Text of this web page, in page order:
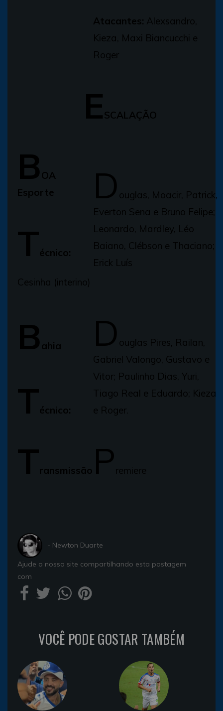
Atacantes: Alexsandro,
Kieza, Maxi Biancucchi e
Roger
ESCALAÇÃO
B OA
Esporte
D ouglas, Moacir, Patrick,
Everton Sena e Bruno Felipe;
Leonardo, Mardley, Léo
Baiano, Clébson e Thaciano;
Erick Luís
Técnico:
Cesinha (interino)
B ahia D ouglas Pires, Railan,
Gabriel Valongo, Gustavo e
Vitor; Paulinho Dias, Yuri,
Tiago Real e Eduardo; Kieza
e Roger.
Técnico:
Transmissão Premiere
- Newton Duarte
Ajude o nosso site compartilhando esta postagem
com
VOCÊ PODE GOSTAR TAMBÉM